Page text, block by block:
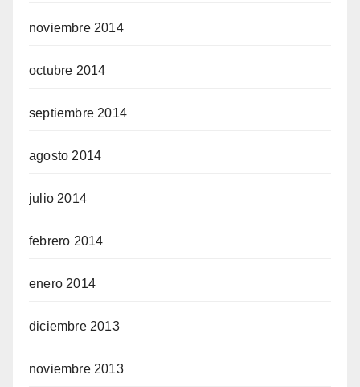
noviembre 2014
octubre 2014
septiembre 2014
agosto 2014
julio 2014
febrero 2014
enero 2014
diciembre 2013
noviembre 2013